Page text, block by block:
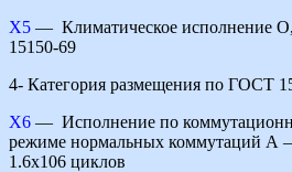
Х5 — Климатическое
15150-69
4- Категория размещения по ГОСТ
Х6 — Исполнение по
режиме нормальных коммутаций А
1.6х106 циклов